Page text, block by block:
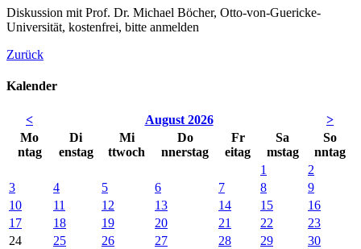
Diskussion mit Prof. Dr. Michael Böcher, Otto-von-Guericke-
Universität, kostenfrei, bitte anmelden
Zurück
Kalender
< August 2026
>
Mo
ntag
Di
enstag
Mi
ttwoch
Do
nnerstag
Fr
eitag
Sa
mstag
So
nntag
1
2
3
4 5 6 7 8
9
10
11 12 13 14 15
16
17
18 19 20 21 22
23
24
25 26 27 28 29
30